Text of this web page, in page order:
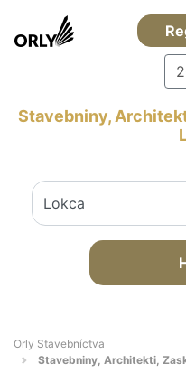
Stavebniny,
Orly Stavebníctva
Stavebniny, Architekti,